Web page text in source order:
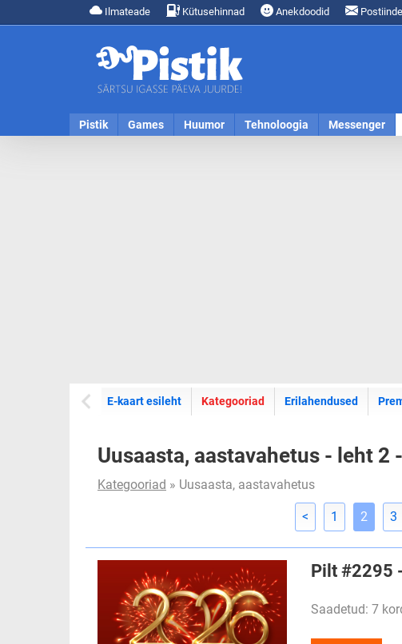
Ilmateade Kütusehinnad Anekdoodid
Pistik Games Huumor Tehnoloogia Messenger
E-kaart esileht E-kaartide
Kategooriad Erilahendused
Uusaasta, aastavahetus - leht 2
Kategooriad » Uusaasta, aastavahetus
< 1 2 3
Pilt #2295
Saadetud: 7